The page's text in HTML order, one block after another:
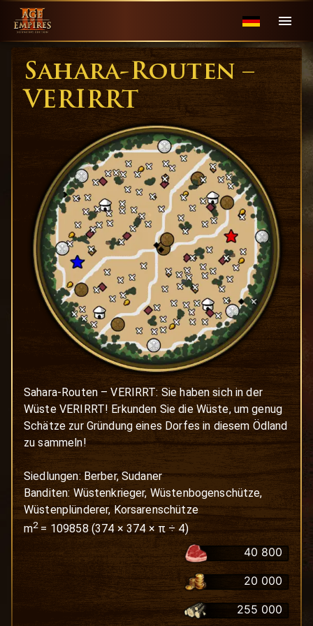
Sahara-Routen –
VERIRRT
Sahara-Routen – VERIRRT: Sie haben sich in der
Wüste VERIRRT! Erkunden Sie die Wüste, um genug
Schätze zur Gründung eines Dorfes in diesem Ödland
zu sammeln!
Siedlungen: Berber, Sudaner
Banditen: Wüstenkrieger, Wüstenbogenschütze,
Wüstenplünderer, Korsarenschütze
m2= 109858(374× 374 × π ÷ 4)
40 800
20 000
255 000